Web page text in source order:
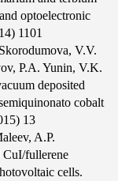
optoelectronic
1101
V.V.
P.A. Yunin, V.K.
deposited
cobalt
13
A.P.
fullerene
cells.